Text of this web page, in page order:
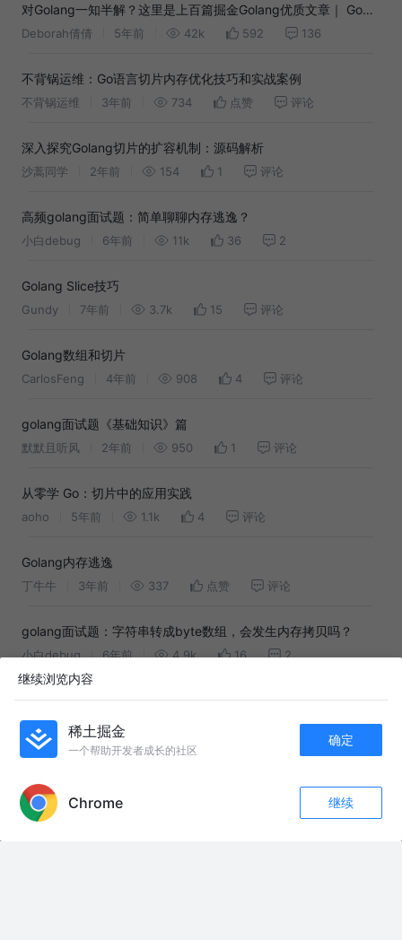
9
对Golang一知半解？这里是上百篇掘金Golang优质文章｜ Go主
题月
Deborah倩倩 5年前 42k 592 136
不背锅运维：Go语言切片内存优化技巧和实战案例
不背锅运维 3年前 734 点赞 评论
深入探究Golang切片的扩容机制：源码解析
沙蒿同学 2年前 154 1 评论
高频golang面试题：简单聊聊内存逃逸？
小白debug 6年前 11k 36 2
Golang Slice技巧
Gundy 7年前 3.7k 15 评论
Golang数组和切片
CarlosFeng 4年前 908 4 评论
golang面试题《基础知识》篇
默默且听风 2年前 950 1 评论
从零学 Go：切片中的应用实践
aoho 5年前 1.1k 4 评论
Golang内存逃逸
丁牛牛 3年前 337 点赞 评论
golang面试题：字符串转成byte数组，会发生内存拷贝吗？
小白debug 6年前 4.9k 16 2
Golang 切片，常看常新
对方正在输入 2年前 评论
香港稳定币牌照：监管权杖重塑离岸法币套利通道 香港稳定币牌照：监管权
杖重塑离岸法币套利通道
继续浏览内容
稀土掘金
一个帮助开发者成长的社区
确定
Chrome 继续